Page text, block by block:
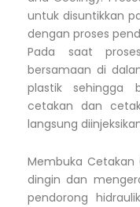
untuk disuntikkan
dengan proses
Pada saat
bersamaan di
plastik sehingga
cetakan dan
langsung
Membuka Cetakan
dingin dan
pendorong